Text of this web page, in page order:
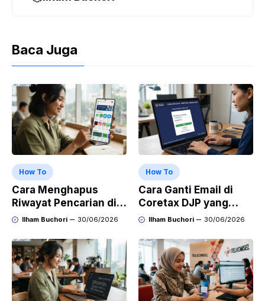
Baca Juga
How To
Cara Menghapus
Riwayat Pencarian di
Play Store di HP
OPPO, dan Vivo
Ilham Buchori 30/06/2026
How To
Cara Ganti Email di
Coretax DJP yang
Sudah Tidak Aktif
Ilham Buchori 30/06/2026